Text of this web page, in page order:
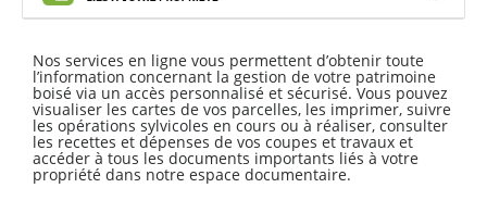
Nos services en ligne vous permettent d’obtenir toute
l’information concernant la gestion de votre patrimoine
boisé via un accès personnalisé et sécurisé. Vous pouvez
visualiser les cartes de vos parcelles, les imprimer, suivre
les opérations sylvicoles en cours ou à réaliser, consulter
les recettes et dépenses de vos coupes et travaux et
accéder à tous les documents importants liés à votre
propriété dans notre espace documentaire.